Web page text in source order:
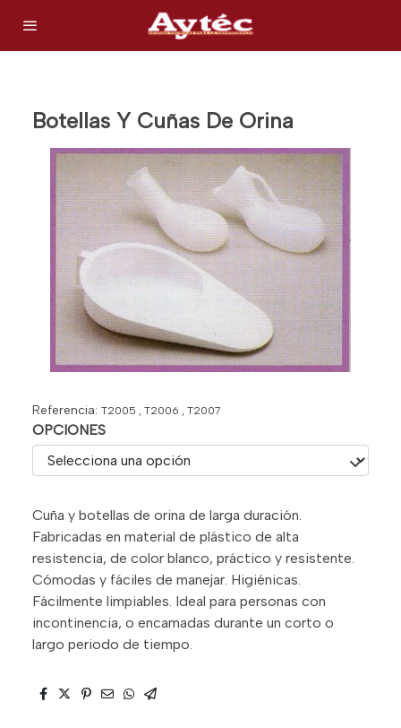
Botellas Y Cuñas De Orina
Referencia: T2005 , T2006 , T2007
OPCIONES
Cuña y botellas de orina de larga duración.
Fabricadas en material de plástico de alta
resistencia, de color blanco, práctico y resistente.
Cómodas y fáciles de manejar. Higiénicas.
Fácilmente limpiables. Ideal para personas con
incontinencia, o encamadas durante un corto o
largo periodo de tiempo.